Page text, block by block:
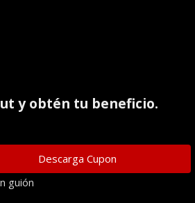
y obtén tu beneficio.
guión